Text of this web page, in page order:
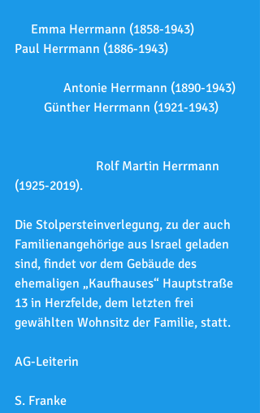
Paul Herrmann (1886-1943)
         Günther Herrmann (1921-1943)
(1925-2019).
Die Stolpersteinverlegung, zu der auch
Familienangehörige aus Israel geladen
sind, findet vor dem Gebäude des
ehemaligen „Kaufhauses“ Hauptstraße
13 in Herzfelde, dem letzten frei
gewählten Wohnsitz der Familie, statt.
AG-Leiterin
S. Franke